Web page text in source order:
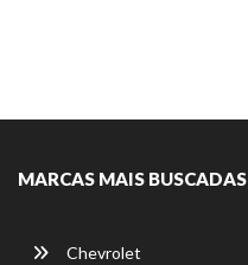
MARCAS MAIS BUSCADAS
Chevrolet